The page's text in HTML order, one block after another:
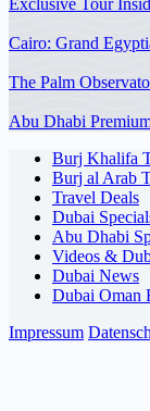
Exclusive Tour
Cairo: Grand
The Palm
Abu Dhabi
Burj Khalifa
Burj al Arab
Travel Deals
Dubai
Abu Dhabi
Videos &
Dubai News
Dubai Oman
Impressum